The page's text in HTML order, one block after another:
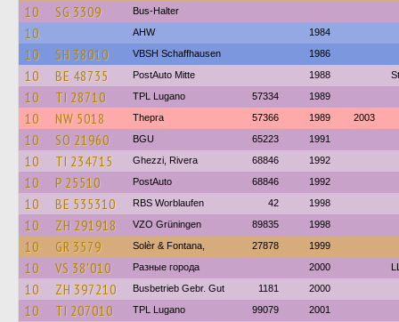
10 SG 3309 Bus-Halter
10 AHW 1984
10 SH 38010 VBSH Schaffhausen 1986
10 BE 48735 PostAuto Mitte 1988
10 TI 28710 TPL Lugano 57334 1989
10 NW 5018 Thepra 57366 1989 2003
10 SO 21960 BGU 65223 1991
10 TI 234715 Ghezzi, Rivera 68846 1992
10 P 25510 PostAuto 68846 1992
10 BE 535310 RBS Worblaufen 42 1998
10 ZH 291918 VZO Grüningen 89835 1998
10 GR 3579 Solèr & Fontana, 27878 1999
10 VS 38'010 Разные города 2000
10 ZH 397210 Busbetrieb Gebr. Gut 1181 2000
10 TI 207010 TPL Lugano 99079 2001